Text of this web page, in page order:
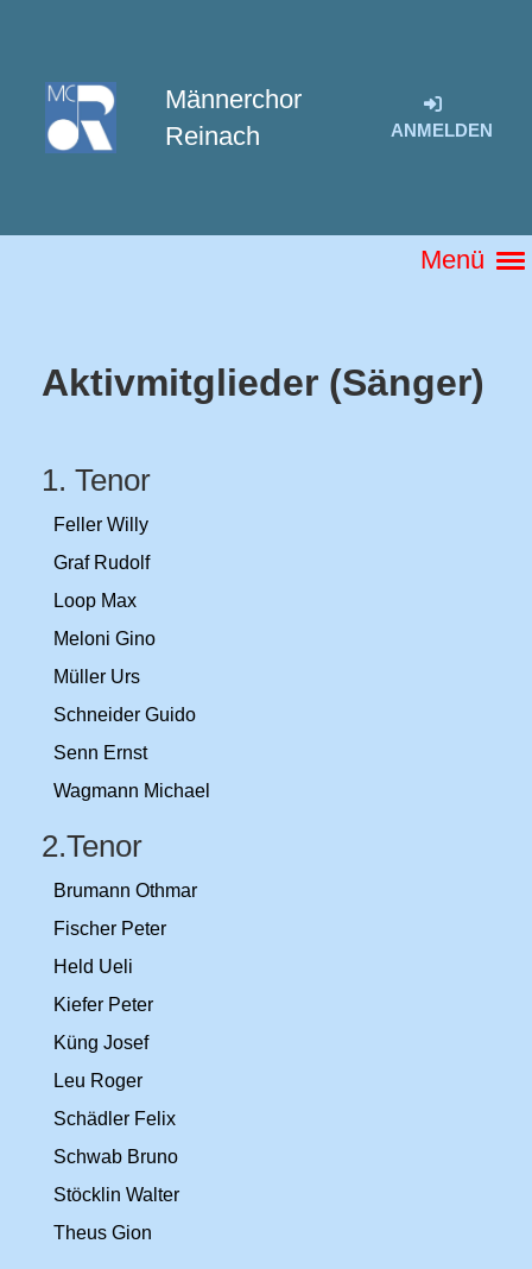
Männerchor
Reinach
ANMELDEN
Menü
Aktivmitglieder (Sänger)
1. Tenor
Feller Willy
Graf Rudolf
Loop Max
Meloni Gino
Müller Urs
Schneider Guido
Senn Ernst
Wagmann Michael
2.Tenor
Brumann Othmar
Fischer Peter
Held Ueli
Kiefer Peter
Küng Josef
Leu Roger
Schädler Felix
Schwab Bruno
Stöcklin Walter
Theus Gion